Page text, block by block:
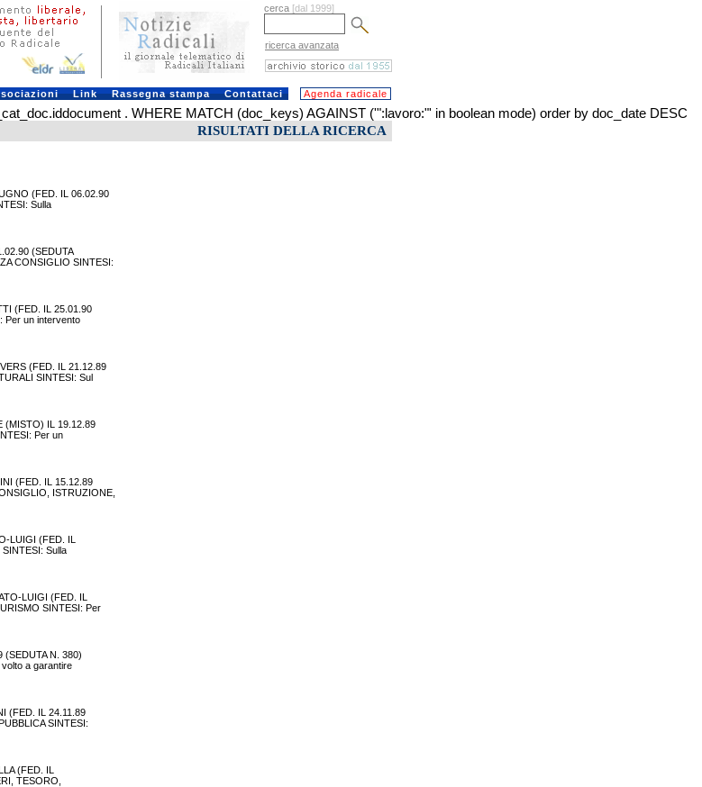
cerca [dal 1999]
ricerca avanzata
Link Rassegna stampa Contattaci Agenda radicale
. WHERE MATCH (doc_keys) AGAINST ('":lavoro:"' in boolean mode) order by doc_date DESC
RISULTATI DELLA RICERCA
(FED. IL 06.02.90
Sulla
(SEDUTA
CONSIGLIO SINTESI:
(FED. IL 25.01.90
Per un intervento
(FED. IL 21.12.89
SINTESI: Sul
(MISTO) IL 19.12.89
Per un
(FED. IL 15.12.89
ISTRUZIONE,
LUIGI (FED. IL
Sulla
LUIGI (FED. IL
SINTESI: Per
(SEDUTA N. 380)
a garantire
(FED. IL 24.11.89
SINTESI:
(FED. IL
TESORO,